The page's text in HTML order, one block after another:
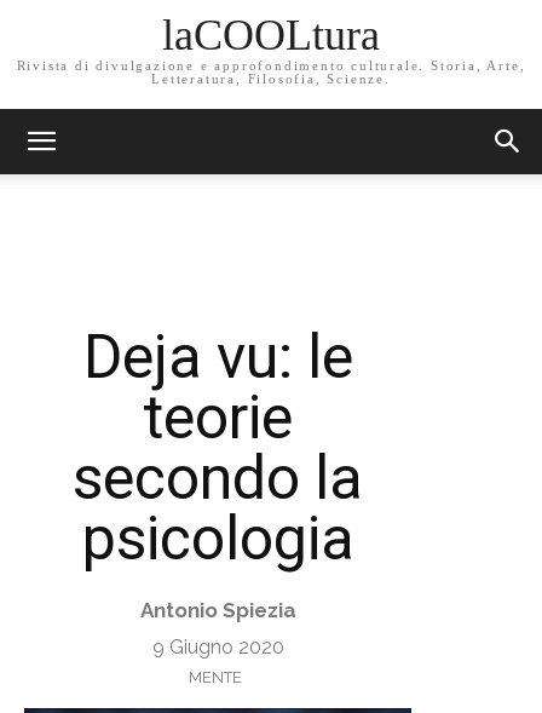
laCOOLtura
Rivista di divulgazione e approfondimento culturale. Storia, Arte,
Letteratura, Filosofia, Scienze.
Deja vu: le
teorie
secondo la
psicologia
Antonio Spiezia
9 Giugno 2020
MENTE